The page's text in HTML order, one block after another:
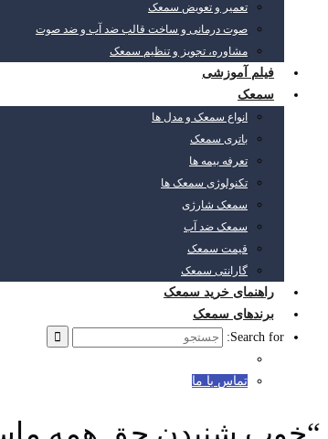
تعمیر و تعویض سمعک
صوت درمانی و ساخت قالب ضد آب و ضد صوت
مشاوره، تجویز و تنظیم سمعک
فیلم آموزشی
سمعک
انواع سمعک و مدل ها
باتری سمعک
تعرفه بیمه ها
تکنولوژی سمعک ها
سمعک شارژی
سمعک ضد آب
قیمت سمعک
گارانتی سمعک
راهنمای خرید سمعک
برندهای سمعک
Search for:
تماس با ما